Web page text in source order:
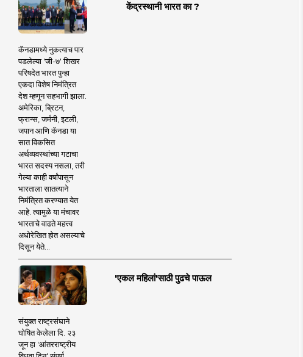
केंद्रस्थानी भारत का ?
कॅनडामध्ये नुकत्याच पार
पडलेल्या 'जी-७' शिखर
परिषदेत भारत पुन्हा
एकदा विशेष निमंत्रित
देश म्हणून सहभागी झाला.
अमेरिका, ब्रिटन,
फ्रान्स, जर्मनी, इटली,
जपान आणि कॅनडा या
सात विकसित
अर्थव्यवस्थांच्या गटाचा
भारत सदस्य नसला, तरी
गेल्या काही वर्षांपासून
भारताला सातत्याने
निमंत्रित करण्यात येत
आहे. त्यामुळे या मंचावर
भारताचे वाढते महत्त्व
अधोरेखित होत असल्याचे
दिसून येते...
'एकल महिलां'साठी पुढचे पाऊल
संयुक्त राष्ट्रसंघाने
घोषित केलेला दि. २३
जून हा 'आंतरराष्ट्रीय